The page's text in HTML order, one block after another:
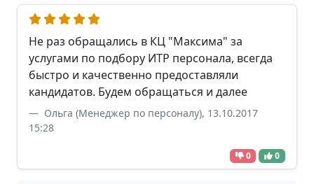
Не раз обращались в КЦ "Максима" за
услугами по подбору ИТР персонала, всегда
быстро и качественно предоставляли
кандидатов. Будем обращаться и далее
Ольга (Менеджер по персоналу), 13.10.2017
15:28
0 0